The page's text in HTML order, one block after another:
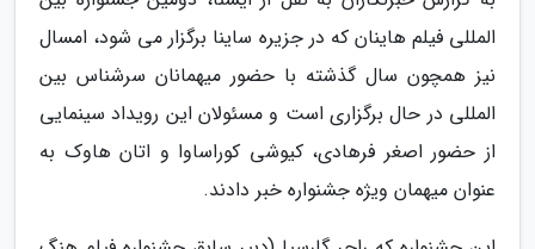
المللی فیلم هاینان که در جزیره ساینا برگزار می شود، امسال
نیز همچون سال گذشته با حضور میهمانان سرشناس بین
المللی در حال برگزاری است و مسئولان این رویداد سینمایی
از حضور اصغر فرهادی، کیوشی کوراساوا و اتان هاوک به
عنوان میهمان ویژه جشنواره خبر دادند.